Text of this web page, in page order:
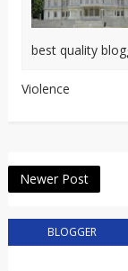
best quality
Violence
Newer Post
BLOGGER